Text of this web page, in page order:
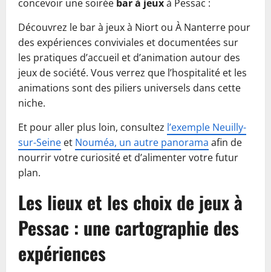
concevoir une soirée bar à jeuxà Pessac :
Découvrez le bar à jeux à Niort ou À Nanterre pour
des expériences conviviales et documentées sur
les pratiques d’accueil et d’animation autour des
jeux de société. Vous verrez que l’hospitalité et les
animations sont des piliers universels dans cette
niche.
Et pour aller plus loin, consultez l’exemple Neuilly-
sur-Seine et Nouméa, un autre panorama afin de
nourrir votre curiosité et d’alimenter votre futur
plan.
Les lieux et les choix de jeux à
Pessac : une cartographie des
expériences